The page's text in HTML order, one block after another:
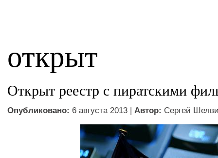
открыт
Открыт реестр с пиратскими
Опубликовано: 6 августа 2013 | Автор: Сергей